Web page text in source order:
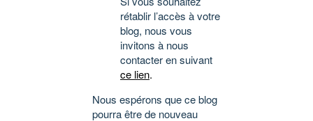
rétablir l’accès à votre
blog, nous vous
invitons à nous
contacter en suivant
ce lien.
Nous espérons que ce blog
pourra être de nouveau